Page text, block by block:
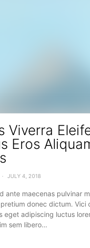
Viverra
Eros
JULY 4, 2018
ante maecenas pulvinar
donec dictum. Vici
eget adipiscing luctus
sem libero…